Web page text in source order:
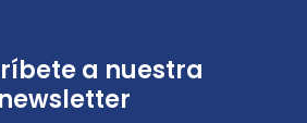
a nuestra
newsletter